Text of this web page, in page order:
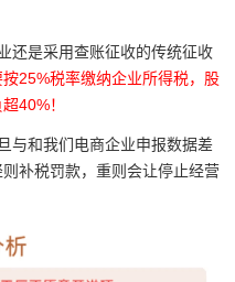
还是采用查账征收的传统征收
25%税率缴纳企业所得税，股
40%！
与和我们电商企业申报数据差
补税罚款，重则会让停止经营